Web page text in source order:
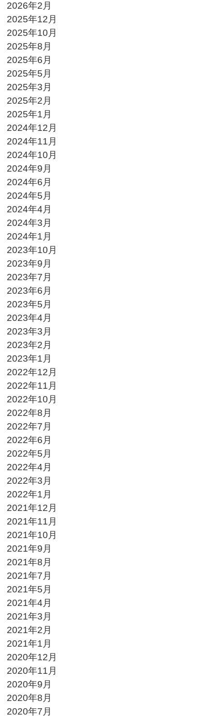
2026年2月
2025年12月
2025年10月
2025年8月
2025年6月
2025年5月
2025年3月
2025年2月
2025年1月
2024年12月
2024年11月
2024年10月
2024年9月
2024年6月
2024年5月
2024年4月
2024年3月
2024年1月
2023年10月
2023年9月
2023年7月
2023年6月
2023年5月
2023年4月
2023年3月
2023年2月
2023年1月
2022年12月
2022年11月
2022年10月
2022年8月
2022年7月
2022年6月
2022年5月
2022年4月
2022年3月
2022年1月
2021年12月
2021年11月
2021年10月
2021年9月
2021年8月
2021年7月
2021年5月
2021年4月
2021年3月
2021年2月
2021年1月
2020年12月
2020年11月
2020年9月
2020年8月
2020年7月